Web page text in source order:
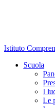
Istituto
Scuola
I
Le